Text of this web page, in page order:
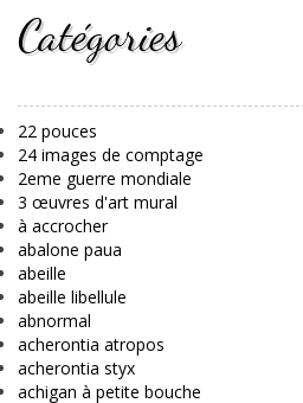
Catégories
22 pouces
24 images de comptage
2eme guerre mondiale
3 œuvres d'art mural
à accrocher
abalone paua
abeille
abeille libellule
abnormal
acherontia atropos
acherontia styx
achigan à petite bouche